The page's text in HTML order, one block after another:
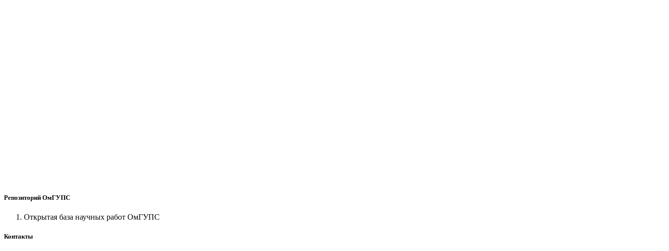
Репозиторий ОмГУПС
Открытая база научных работ ОмГУПС
Контакты